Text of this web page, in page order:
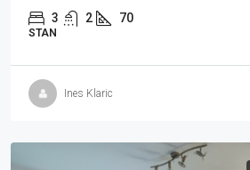
3 2 70
STAN
Ines Klaric